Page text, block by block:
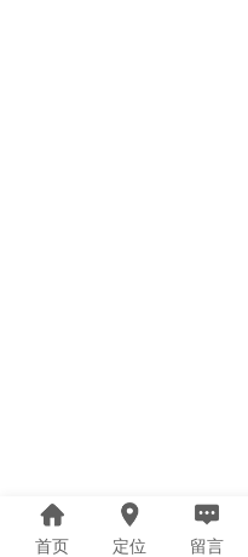
首页 定位 留言